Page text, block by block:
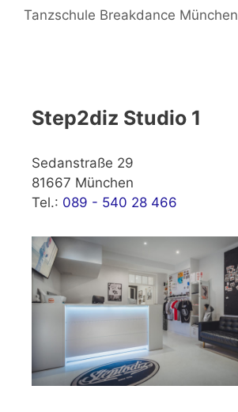
Tanzschule Breakdance München
Step2diz Studio 1
Sedanstraße 29
81667 München
Tel.: 089 - 540 28 466